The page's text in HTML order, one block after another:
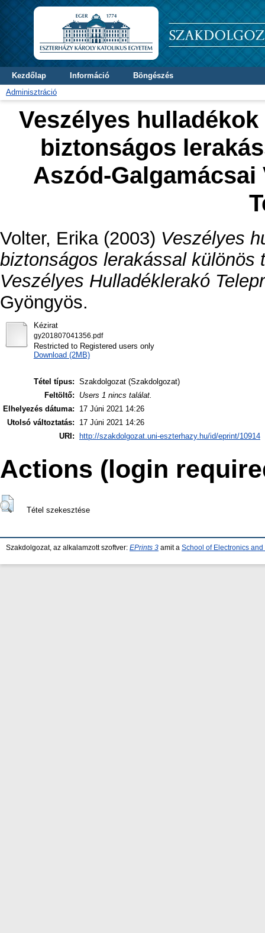
Kezdőlap Információ
Böngészés
Adminisztráció
Veszélyes
biztonságos
Aszód-
Volter, Erika(2003) Veszélyes
biztonságos lerakással különös
Veszélyes Hulladéklerakó
Gyöngyös.
Kézirat
gy201807041356.pdf
Restricted to Registered users only
Download (2MB)
Tétel típus: Szakdolgozat (Szakdolgozat)
Feltöltő:
Users 1 nincs találat.
Elhelyezés dátuma:
17 Júni 2021 14:26
Utolsó változtatás:
17 Júni 2021 14:26
URI:
http://szakdolgozat.uni-eszterhazy.hu/id/eprint/10914
Actions (login
Tétel szekesztése
Szakdolgozat, az alkalamzott szoftver: EPrints 3 amit a School of Electronics